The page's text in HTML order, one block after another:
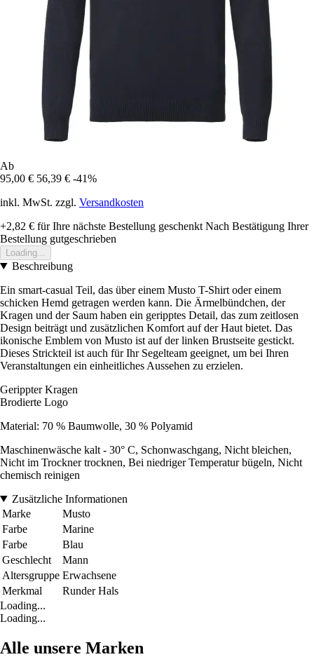
Ab
95,00 € 56,39 € -41%
inkl. MwSt. zzgl. Versandkosten
+2,82 € für Ihre nächste Bestellung geschenkt Nach Bestätigung Ihrer
Bestellung gutgeschrieben
Loading...
Beschreibung
Ein smart-casual Teil, das über einem Musto T-Shirt oder einem
schicken Hemd getragen werden kann. Die Ärmelbündchen, der
Kragen und der Saum haben ein geripptes Detail, das zum zeitlosen
Design beiträgt und zusätzlichen Komfort auf der Haut bietet. Das
ikonische Emblem von Musto ist auf der linken Brustseite gestickt.
Dieses Strickteil ist auch für Ihr Segelteam geeignet, um bei Ihren
Veranstaltungen ein einheitliches Aussehen zu erzielen.
Gerippter Kragen
Brodierte Logo
Material: 70 % Baumwolle, 30 % Polyamid
Maschinenwäsche kalt - 30° C, Schonwaschgang, Nicht bleichen,
Nicht im Trockner trocknen, Bei niedriger Temperatur bügeln, Nicht
chemisch reinigen
Zusätzliche Informationen
Marke
Musto
Farbe
Marine
Farbe
Blau
Geschlecht
Mann
Altersgruppe Erwachsene
Merkmal
Runder Hals
Loading...
Loading...
Alle unsere Marken